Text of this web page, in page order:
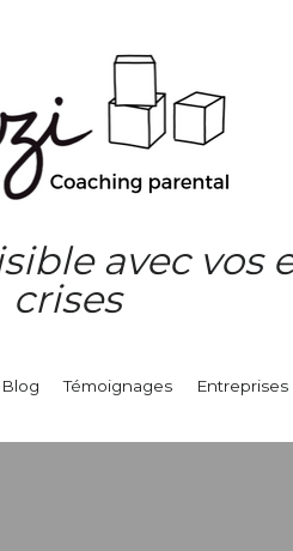
avec vos
crises
Blog Témoignages Entreprises